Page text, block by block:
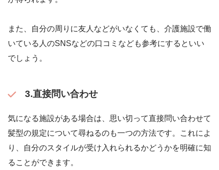
また、自分の周りに友人などがいなくても、介護施設で働
いている人のSNSなどの口コミなども参考にするといい
でしょう。
3.直接問い合わせ
気になる施設がある場合は、思い切って直接問い合わせて
髪型の規定について尋ねるのも一つの方法です。これによ
り、自分のスタイルが受け入れられるかどうかを明確に知
ることができます。